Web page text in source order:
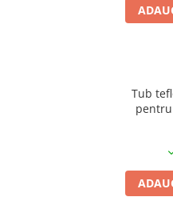
Tub
2*4mm